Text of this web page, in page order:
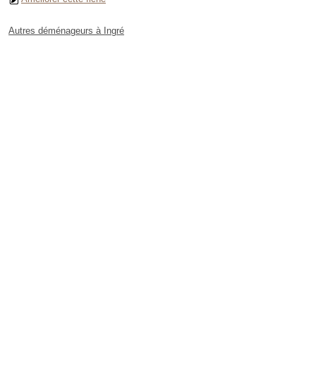
Autres déménageurs à Ingré